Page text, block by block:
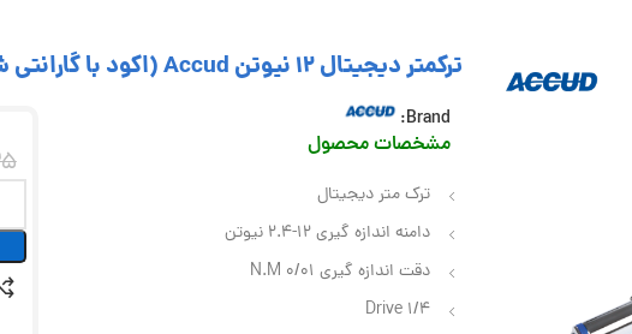
ترکمتر دیجیتال 12 نیوتن Accud (اکود با گارانتی شرکتی) مدل TW12
Brand:
مشخصات محصول
ترک متر دیجیتال
دامنه اندازه گیری 12-2.4 نیوتن
دقت اندازه گیری 0/01 N.M
Drive 1/4